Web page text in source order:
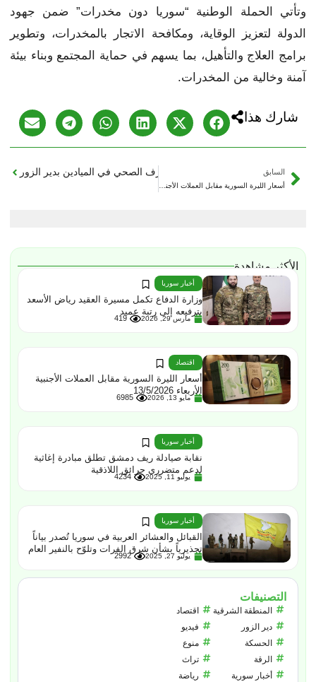
وتأتي الحملة الوطنية “سوريا دون مخدرات” ضمن جهود
الدولة لتعزيز الوقاية، ومكافحة الاتجار بالمخدرات، وتطوير
برامج العلاج والتأهيل، بما يسهم في حماية المجتمع وبناء بيئة
آمنة وخالية من المخدرات.
شارك هذا
السابق
الأكثر مشاهدة
أخبار سوريا
وزارة الدفاع تكمل مسيرة العقيد رياض الأسعد
بترفيعه إلى رتبة عميد
مارس 29, 2026 419
اقتصاد
أسعار الليرة السورية مقابل العملات الأجنبية
الأربعاء 13/5/2026
مايو 13, 2026 6985
أخبار سوريا
نقابة صيادلة ريف دمشق تطلق مبادرة إغاثية
لدعم متضرري حرائق اللاذقية
يوليو 11, 2025 4234
أخبار سوريا
القبائل والعشائر العربية في سوريا تُصدر بياناً
تحذيرياً بشأن شرق الفرات وتلوّح بالنفير العام
يوليو 27, 2025 2992
التصنيفات
المنطقة الشرقية
دير الزور
الحسكة
الرقة
أخبار سورية
اقتصاد
فيديو
منوع
تراث
رياضة